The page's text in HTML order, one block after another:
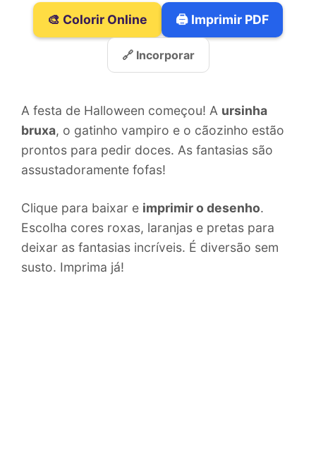
🎨 Colorir Online 🖨️ Imprimir PDF
🔗 Incorporar
A festa de Halloween começou! A ursinha
bruxa, o gatinho vampiro e o cãozinho estão
prontos para pedir doces. As fantasias são
assustadoramente fofas!
Clique para baixar e imprimir o desenho.
Escolha cores roxas, laranjas e pretas para
deixar as fantasias incríveis. É diversão sem
susto. Imprima já!